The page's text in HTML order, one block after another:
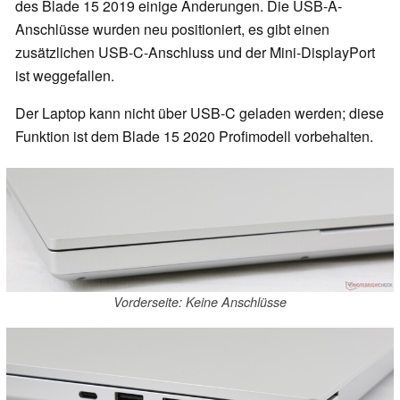
des Blade 15 2019 einige Änderungen. Die USB-A-
Anschlüsse wurden neu positioniert, es gibt einen
zusätzlichen USB-C-Anschluss und der Mini-DisplayPort
ist weggefallen.
Der Laptop kann nicht über USB-C geladen werden; diese
Funktion ist dem Blade 15 2020 Profimodell vorbehalten.
Vorderseite: Keine Anschlüsse